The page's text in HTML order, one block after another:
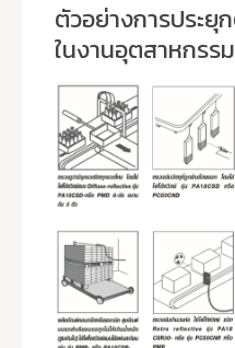
ตัวอย่างการประยุ
ในงานอุตสาหกรรม